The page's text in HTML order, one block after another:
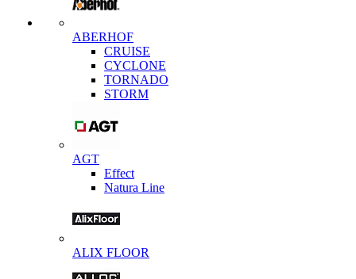
ABERHOF
CRUISE
CYCLONE
TORNADO
STORM
AGT
Effect
Natura Line
ALIX FLOOR